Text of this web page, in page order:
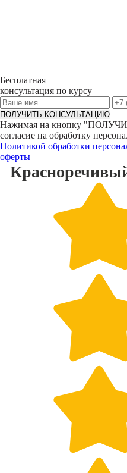
Бесплатная
консультация по курсу
ПОЛУЧИТЬ КОНСУЛЬТАЦИЮ
Нажимая на кнопку "
согласие на обработку
Политикой обработки
оферты